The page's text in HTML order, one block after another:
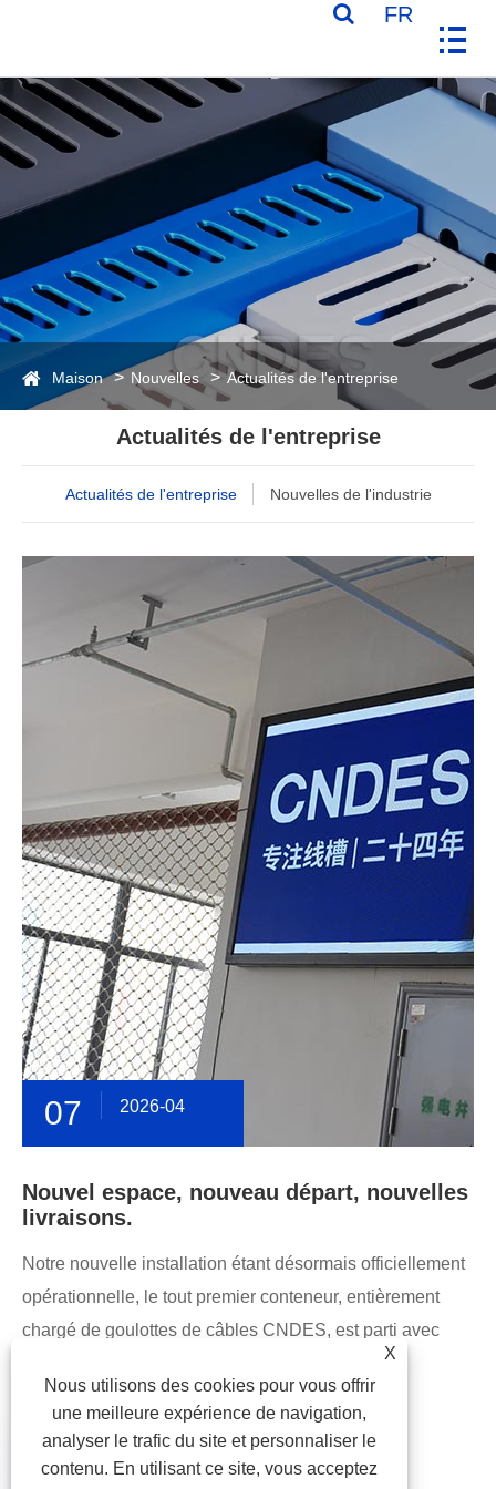
FR
Maison Nouvelles Actualités de l'entreprise
Actualités de l'entreprise
Actualités de l'entreprise Nouvelles de l'industrie
07 2026-04
Nouvel espace, nouveau départ, nouvelles
livraisons.
Notre nouvelle installation étant désormais officiellement
opérationnelle, le tout premier conteneur, entièrement
chargé de goulottes de câbles CNDES, est parti avec
X
Nous utilisons des cookies pour vous offrir
une meilleure expérience de navigation,
analyser le trafic du site et personnaliser le
contenu. En utilisant ce site, vous acceptez